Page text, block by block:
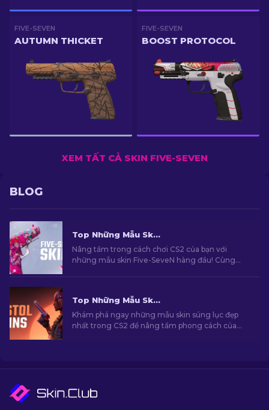
FIVE-SEVEN
AUTUMN THICKET
FIVE-SEVEN
BOOST PROTOCOL
XEM TẤT CẢ SKIN FIVE-SEVEN
BLOG
Top Những Mẫu Skin Five-SeveN Hàng Đầu Trong CS2 [2026]
Nâng tầm trong cách chơi CS2 của bạn với
những mẫu skin Five-SeveN hàng đầu! Cùng
của bạn.
Top Những Mẫu Skin Súng Lục Đẹp Nhất Trong CS2 [2026]
Khám phá ngay những mẫu skin súng lục đẹp
nhất trong CS2 để nâng tầm phong cách của